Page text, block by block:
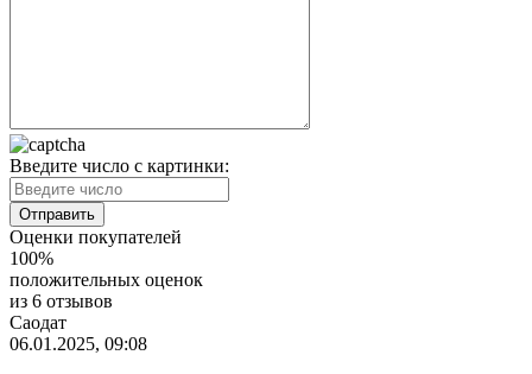
Введите число с картинки:
Оценки покупателей
100%
положительных оценок
из 6 отзывов
Саодат
06.01.2025, 09:08